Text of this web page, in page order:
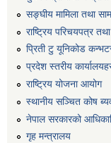
सङ्‍घीय मामिला तथा
राष्ट्रिय परिचयपत्र
प्रिती टु यूनिकोड
प्रदेश स्तरीय
राष्ट्रिय योजना आयोग
स्थानीय सञ्चित कोष
नेपाल सरकारको
गृह मन्त्रालय